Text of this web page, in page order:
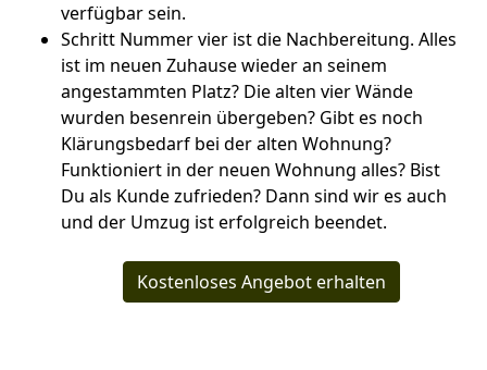
verfügbar sein.
Schritt Nummer vier ist die Nachbereitung. Alles
ist im neuen Zuhause wieder an seinem
angestammten Platz? Die alten vier Wände
wurden besenrein übergeben? Gibt es noch
Klärungsbedarf bei der alten Wohnung?
Funktioniert in der neuen Wohnung alles? Bist
Du als Kunde zufrieden? Dann sind wir es auch
und der Umzug ist erfolgreich beendet.
Kostenloses Angebot erhalten